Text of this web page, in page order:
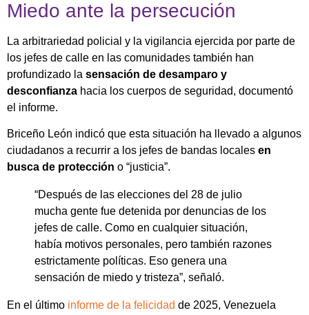
Miedo ante la persecución
La arbitrariedad policial y la vigilancia ejercida por parte de
los jefes de calle en las comunidades también han
profundizado la sensación de desamparo y
desconfianza hacia los cuerpos de seguridad, documentó
el informe.
Briceño León indicó que esta situación ha llevado a algunos
ciudadanos a recurrir a los jefes de bandas locales en
busca de protección o “justicia”.
“Después de las elecciones del 28 de julio
mucha gente fue detenida por denuncias de los
jefes de calle. Como en cualquier situación,
había motivos personales, pero también razones
estrictamente políticas. Eso genera una
sensación de miedo y tristeza”, señaló.
En el último informe de la felicidad de 2025, Venezuela